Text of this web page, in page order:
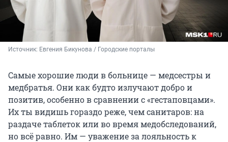
Источник: Евгения Бикунова / Городские порталы
Самые хорошие люди в больнице — медсестры и
медбратья. Они как будто излучают добро и
позитив, особенно в сравнении с «гестаповцами».
Их ты видишь гораздо реже, чем санитаров: на
раздаче таблеток или во время медобследований,
но всё равно. Им — уважение за лояльность к